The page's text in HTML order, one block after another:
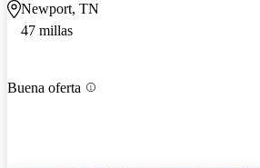
Newport, TN
47 millas
Buena oferta